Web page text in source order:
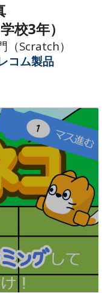
校3年）
（Scratch）
コム製品